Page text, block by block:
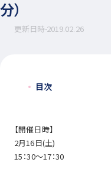
分）
更新日時2019.02.26
目次
【開催日時】
2月16日(土)
15：30～17：30